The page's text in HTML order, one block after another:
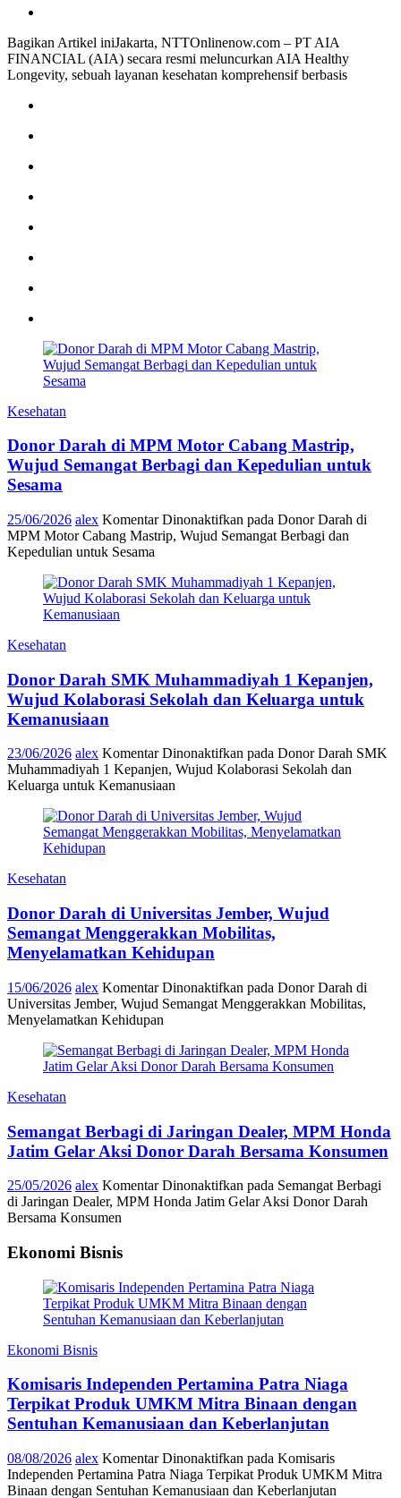
Bagikan Artikel iniJakarta, NTTOnlinenow.com – PT AIA
FINANCIAL (AIA) secara resmi meluncurkan AIA Healthy
Longevity, sebuah layanan kesehatan komprehensif berbasis
Kesehatan
Donor Darah di MPM Motor Cabang Mastrip,
Wujud Semangat Berbagi dan Kepedulian untuk
Sesama
25/06/2026 alex Komentar Dinonaktifkan pada Donor Darah di
MPM Motor Cabang Mastrip, Wujud Semangat Berbagi dan
Kepedulian untuk Sesama
Kesehatan
Donor Darah SMK Muhammadiyah 1 Kepanjen,
Wujud Kolaborasi Sekolah dan Keluarga untuk
Kemanusiaan
23/06/2026 alex Komentar Dinonaktifkan pada Donor Darah SMK
Muhammadiyah 1 Kepanjen, Wujud Kolaborasi Sekolah dan
Keluarga untuk Kemanusiaan
Kesehatan
Donor Darah di Universitas Jember, Wujud
Semangat Menggerakkan Mobilitas,
Menyelamatkan Kehidupan
15/06/2026 alex Komentar Dinonaktifkan pada Donor Darah di
Universitas Jember, Wujud Semangat Menggerakkan Mobilitas,
Menyelamatkan Kehidupan
Kesehatan
Semangat Berbagi di Jaringan Dealer, MPM Honda
Jatim Gelar Aksi Donor Darah Bersama Konsumen
25/05/2026 alex Komentar Dinonaktifkan pada Semangat Berbagi
di Jaringan Dealer, MPM Honda Jatim Gelar Aksi Donor Darah
Bersama Konsumen
Ekonomi Bisnis
Ekonomi Bisnis
Komisaris Independen Pertamina Patra Niaga
Terpikat Produk UMKM Mitra Binaan dengan
Sentuhan Kemanusiaan dan Keberlanjutan
08/08/2026 alex Komentar Dinonaktifkan pada Komisaris
Independen Pertamina Patra Niaga Terpikat Produk UMKM Mitra
Binaan dengan Sentuhan Kemanusiaan dan Keberlanjutan